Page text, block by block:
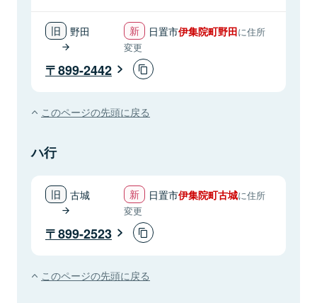
野田 日置市伊集院町野田に住所
変更
899-2442
このページの先頭に戻る
ハ行
古城 日置市伊集院町古城に住所
変更
899-2523
このページの先頭に戻る